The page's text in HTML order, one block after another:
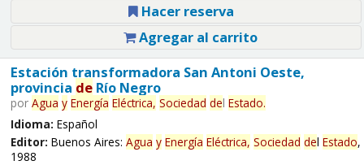
Hacer reserva
Agregar al carrito
Estación transformadora San Antoni Oeste,
provincia deRío Negro
por Agua y Energía Eléctrica, Sociedad del Estado.
Idioma: Español
Editor: Buenos Aires: Agua y Energía Eléctrica, Sociedad del Estado,
1988